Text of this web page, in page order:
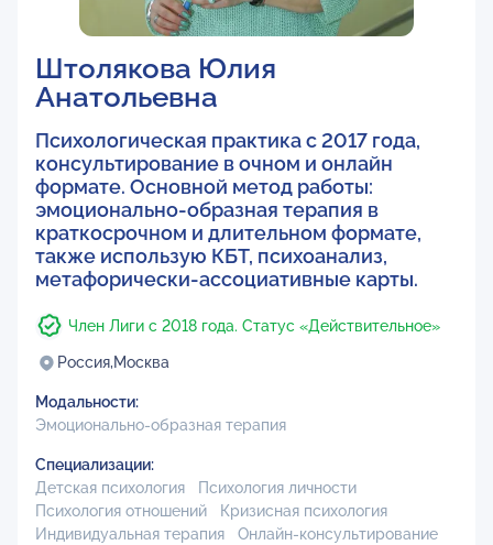
Штолякова Юлия
Анатольевна
Психологическая практика с 2017 года,
консультирование в очном и онлайн
формате. Основной метод работы:
эмоционально-образная терапия в
краткосрочном и длительном формате,
также использую КБТ, психоанализ,
метафорически-ассоциативные карты.
Член Лиги с 2018 года. Статус «Действительное»
Россия,Москва
Модальности:
Эмоционально-образная терапия
Специализации:
Детская психология
Психология личности
Психология отношений
Кризисная психология
Индивидуальная терапия
Онлайн-консультирование